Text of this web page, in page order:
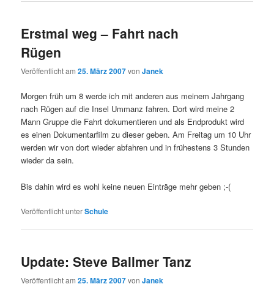
Erstmal weg – Fahrt nach
Rügen
Veröffentlicht am25. März 2007vonJanek
Morgen früh um 8 werde ich mit anderen aus meinem Jahrgang
nach Rügen auf die Insel Ummanz fahren. Dort wird meine 2
Mann Gruppe die Fahrt dokumentieren und als Endprodukt wird
es einen Dokumentarfilm zu dieser geben. Am Freitag um 10 Uhr
werden wir von dort wieder abfahren und in frühestens 3 Stunden
wieder da sein.
Bis dahin wird es wohl keine neuen Einträge mehr geben ;-(
Veröffentlicht unterSchule
Update: Steve Ballmer Tanz
Veröffentlicht am25. März 2007vonJanek